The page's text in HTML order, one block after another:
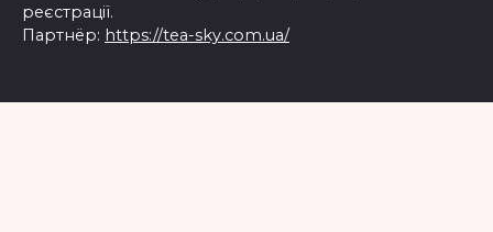
реєстрації.
Партнёр: https://tea-sky.com.ua/